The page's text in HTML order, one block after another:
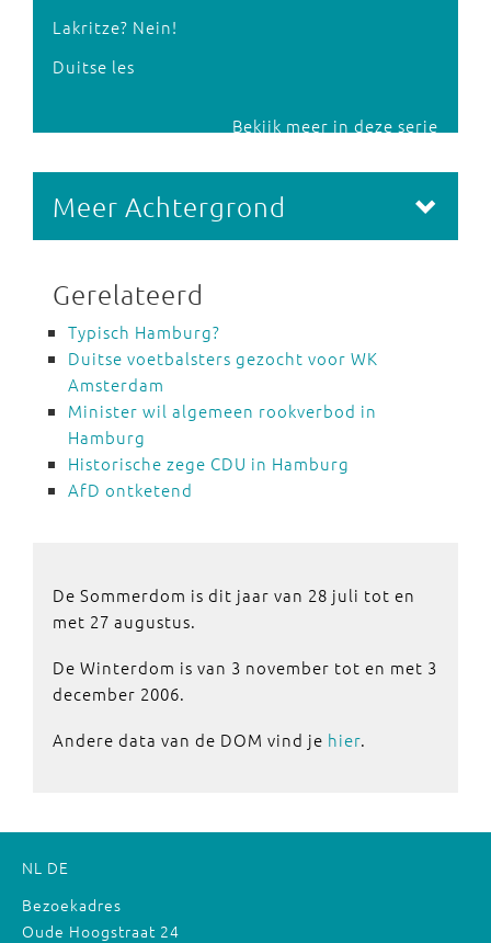
Lakritze? Nein!
Duitse les
Bekijk meer in deze serie
Meer Achtergrond
Gerelateerd
Typisch Hamburg?
Duitse voetbalsters gezocht voor WK
Amsterdam
Minister wil algemeen rookverbod in
Hamburg
Historische zege CDU in Hamburg
AfD ontketend
De Sommerdom is dit jaar van 28 juli tot en
met 27 augustus.
De Winterdom is van 3 november tot en met 3
december 2006.
Andere data van de DOM vind je hier.
NL DE
Bezoekadres
Oude Hoogstraat 24